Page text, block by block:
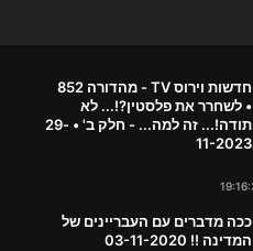
חדשות וירוס TV - מהדורה 852
• לשחרר את פלסטין?!... לא
תודה!... זה למה... - חלק ב' • 29-
11-2023
ככה מדברים עם העבריינים של
המדינה !! 03-11-2020